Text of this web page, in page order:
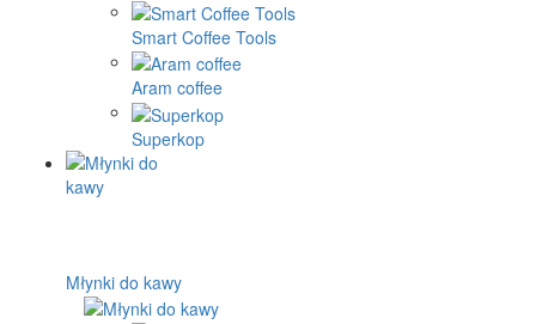
Smart Coffee Tools
Aram coffee
Superkop
Młynki do kawy